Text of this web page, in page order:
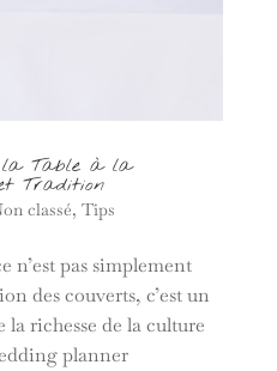
la Table à la
Tradition
classé, Tips
n’est pas simplement
des couverts, c’est un
richesse de la culture
planner